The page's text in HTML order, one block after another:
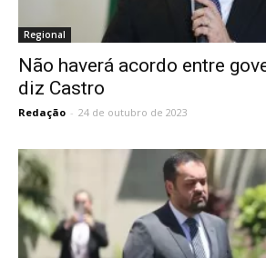
Regional
Não haverá acordo entre
diz Castro
Redação - 24 de outubro de 2023